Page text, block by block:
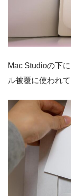
Mac Studioの下
ル被覆に使われ